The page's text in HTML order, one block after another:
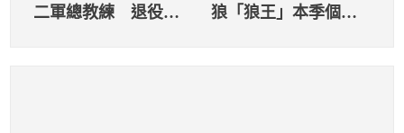
二軍總教練 退役後
狼「狼王」本季個人